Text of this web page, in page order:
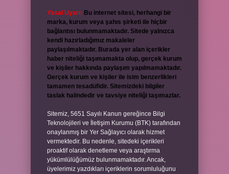
Yasal Uyarı: Bu internet sitesi, herhangi bir
marka, kurum veya şahıs şirketi ile hiçbir
bağlantısı bulunmamaktadır. Sitede yalnızca
kendi hazırladığımız makaleler
paylaşılmaktadır. Burada yer alan içerikler
haber niteliği taşımamakta olup, gerçek kurum
ve kişiler hakkında paylaşım yapılmamaktadır.
Gerçek kurum ve kişiler ile isim benzerlikleri
tamamen tesadüfidir. Sitemizdeki bilgiler
taslak halindedir ve tavsiye niteliği taşımazlar.
Sitemiz, 5651 Sayılı Kanun gereğince Bilgi
Teknolojileri ve İletişim Kurumu (BTK) tarafından
onaylanmış bir Yer Sağlayıcı olarak hizmet
vermektedir. Bu nedenle, sitedeki içerikleri
proaktif olarak denetleme veya araştırma
yükümlülüğümüz bulunmamaktadır. Ancak,
üyelerimiz yazdıkları içeriklerin sorumluluğunu